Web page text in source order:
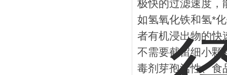
极快的过滤速度，
如氢氧化铁和氢*
者有机浸出物的快
不需要截留细小颗
毒剂芽孢活性、食